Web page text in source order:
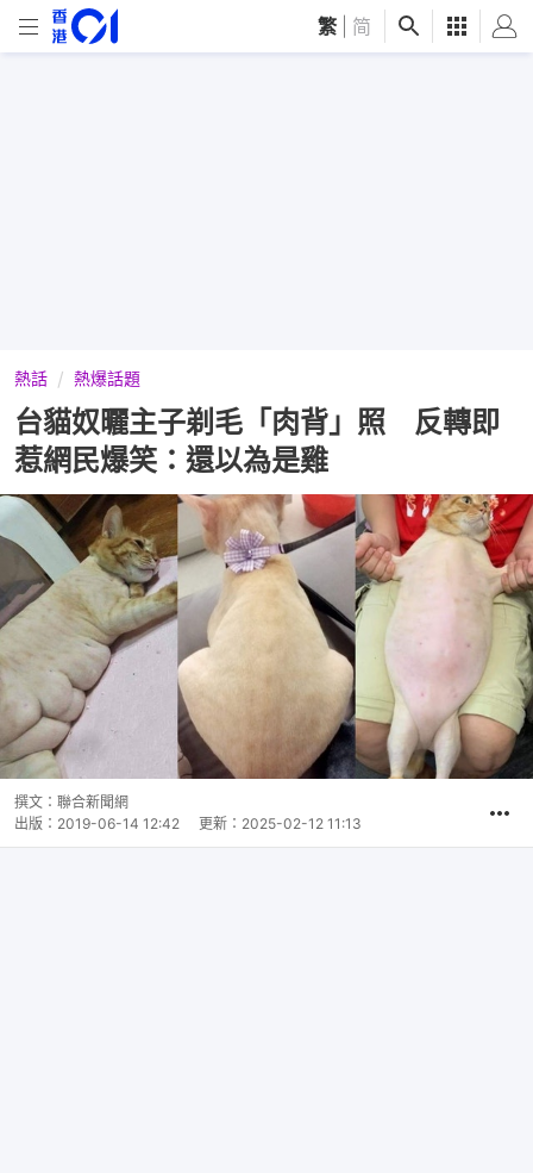
繁 简
熱話 熱爆話題
台貓奴曬主子剃毛「肉背」照 反轉即
惹網民爆笑：還以為是雞
撰文： 聯合新聞網
出版： 2019-06-14 12:42 更新： 2025-02-12 11:13